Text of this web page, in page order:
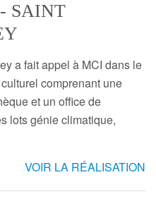
SAINT
a fait appel à MCI dans le
comprenant une
et un office de
lots génie climatique,
VOIR LA RÉALISATION